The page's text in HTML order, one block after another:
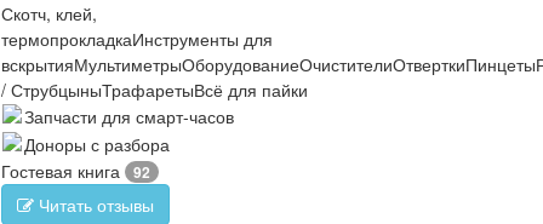
Скотч, клей,
термопрокладкаИнструменты для
вскрытияМультиметрыОборудованиеОчистителиОтверткиПинцеты
/ СтрубцыныТрафаретыВсё для пайки
Запчасти для смарт-часов
Доноры с разбора
Гостевая книга
92
Читать отзывы